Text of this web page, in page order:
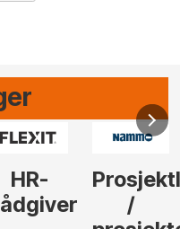
Vi
Anlegg
søker